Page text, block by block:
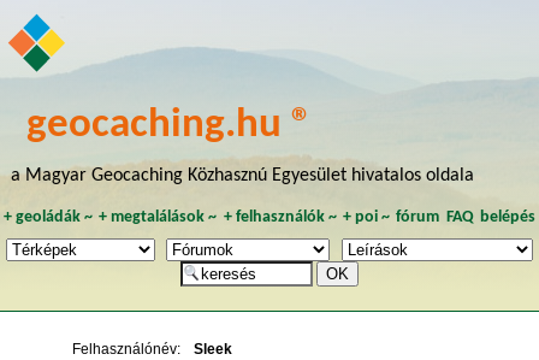
geocaching.hu ®
a Magyar Geocaching Közhasznú Egyesület hivatalos oldala
+ geoládák~ +megtalálások ~ + felhasználók~ + poi~ fórum FAQ belépés
Felhasználónév: Sleek